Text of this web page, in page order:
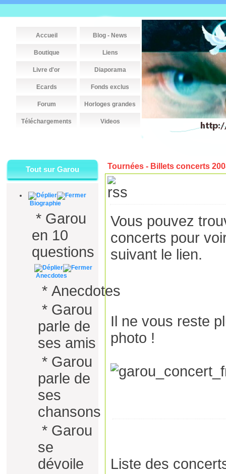
Accueil Blog - News
Boutique Liens
Livre d'or Diaporama
Ecards Fonds exclus
Forum Horloges grandes
Téléchargements Videos
Tout sur Garou
Biographie
* Garou
en 10
questions
Anecdotes
* Anecdotes
* Garou
parle de
ses amis
* Garou
parle de
ses
chansons
* Garou
se
dévoile
Tournées - Billets concerts
Vous pouvez
concerts pour
suivant le lien.
Il ne vous reste
photo !
Liste des